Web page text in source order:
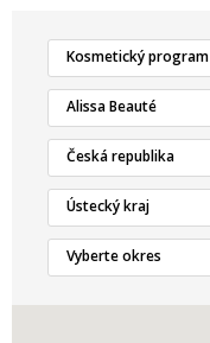
Kosmetický program
Alissa Beauté
Česká republika
Ústecký kraj
Vyberte okres